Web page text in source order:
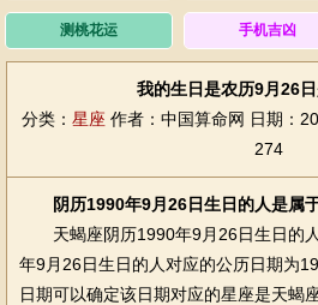
测桃花运 手机吉凶
我的生日是农历9月26
分类： 星座 作者：中国算命网 日期：
274
阴历1990年9月26日生日的人是属
天蝎座阴历1990年9月26日生日的
年9月26日生日的人对应的公历日期为
日期可以确定该日期对应的星座是天蝎座